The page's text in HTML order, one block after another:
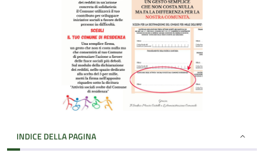
INDICE DELLA PAGINA